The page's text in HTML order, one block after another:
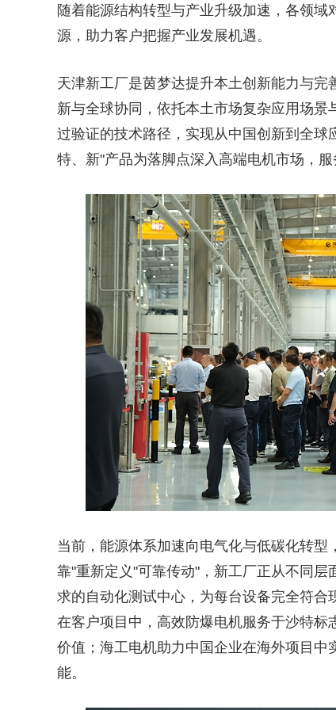
随着能源结构转型与产业升级加速，各领
源，助力客户把握产业发展机遇。
天津新工厂是茵梦达提升本土创新能力与
新与全球协同，依托本土市场复杂应用场
过验证的技术路径，实现从中国创新到全球
特、新"产品为落脚点深入高端电机市场，服
当前，能源体系加速向电气化与低碳化转
靠"重新定义"可靠传动"，新工厂正从不同
求的自动化测试中心，为每台设备完全符合
在客户项目中，高效防爆电机服务于沙特
价值；海工电机助力中国企业在海外项目
能。